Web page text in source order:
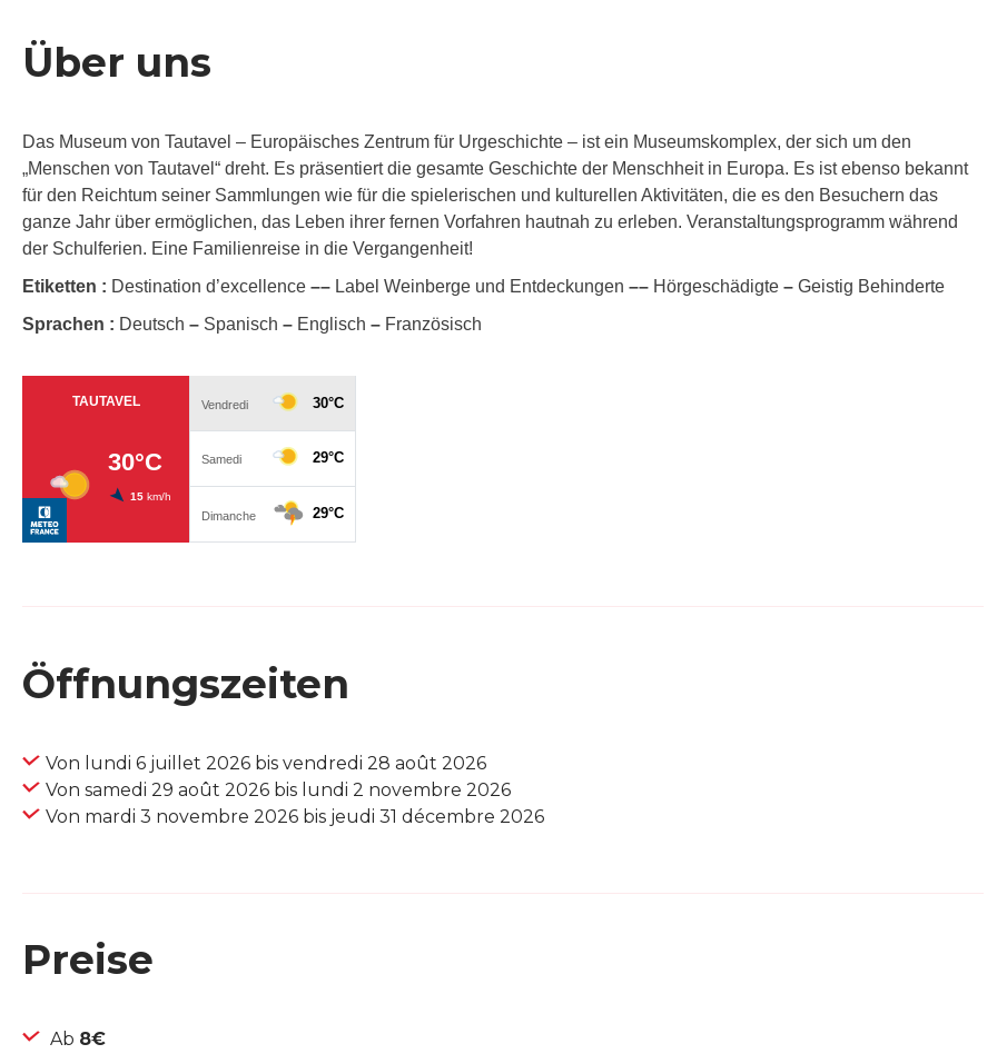
Über uns
Das Museum von Tautavel – Europäisches Zentrum für Urgeschichte – ist ein Museumskomplex, der sich um den
„Menschen von Tautavel“ dreht. Es präsentiert die gesamte Geschichte der Menschheit in Europa. Es ist ebenso bekannt
für den Reichtum seiner Sammlungen wie für die spielerischen und kulturellen Aktivitäten, die es den Besuchern das
ganze Jahr über ermöglichen, das Leben ihrer fernen Vorfahren hautnah zu erleben. Veranstaltungsprogramm während
der Schulferien. Eine Familienreise in die Vergangenheit!
Etiketten : Destination d’excellence –– Label Weinberge und Entdeckungen –– Hörgeschädigte – Geistig Behinderte
Sprachen : Deutsch – Spanisch – Englisch – Französisch
Öffnungszeiten
Von lundi 6 juillet 2026 bis vendredi 28 août 2026
Von samedi 29 août 2026 bis lundi 2 novembre 2026
Von mardi 3 novembre 2026 bis jeudi 31 décembre 2026
Preise
Ab 8€